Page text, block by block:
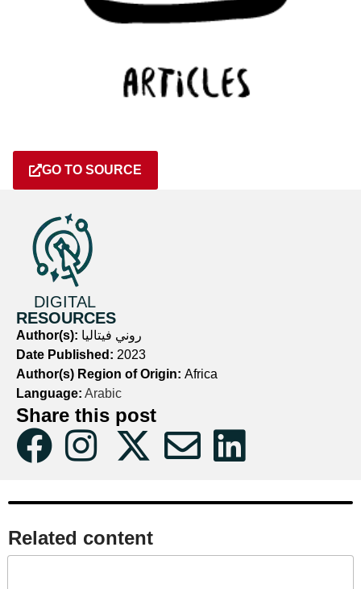
GO TO SOURCE
DIGITAL
RESOURCES
Author(s): روني فيتاليا
Date Published: 2023
Author(s) Region of Origin: Africa
Language: Arabic
Share this post
Related content​